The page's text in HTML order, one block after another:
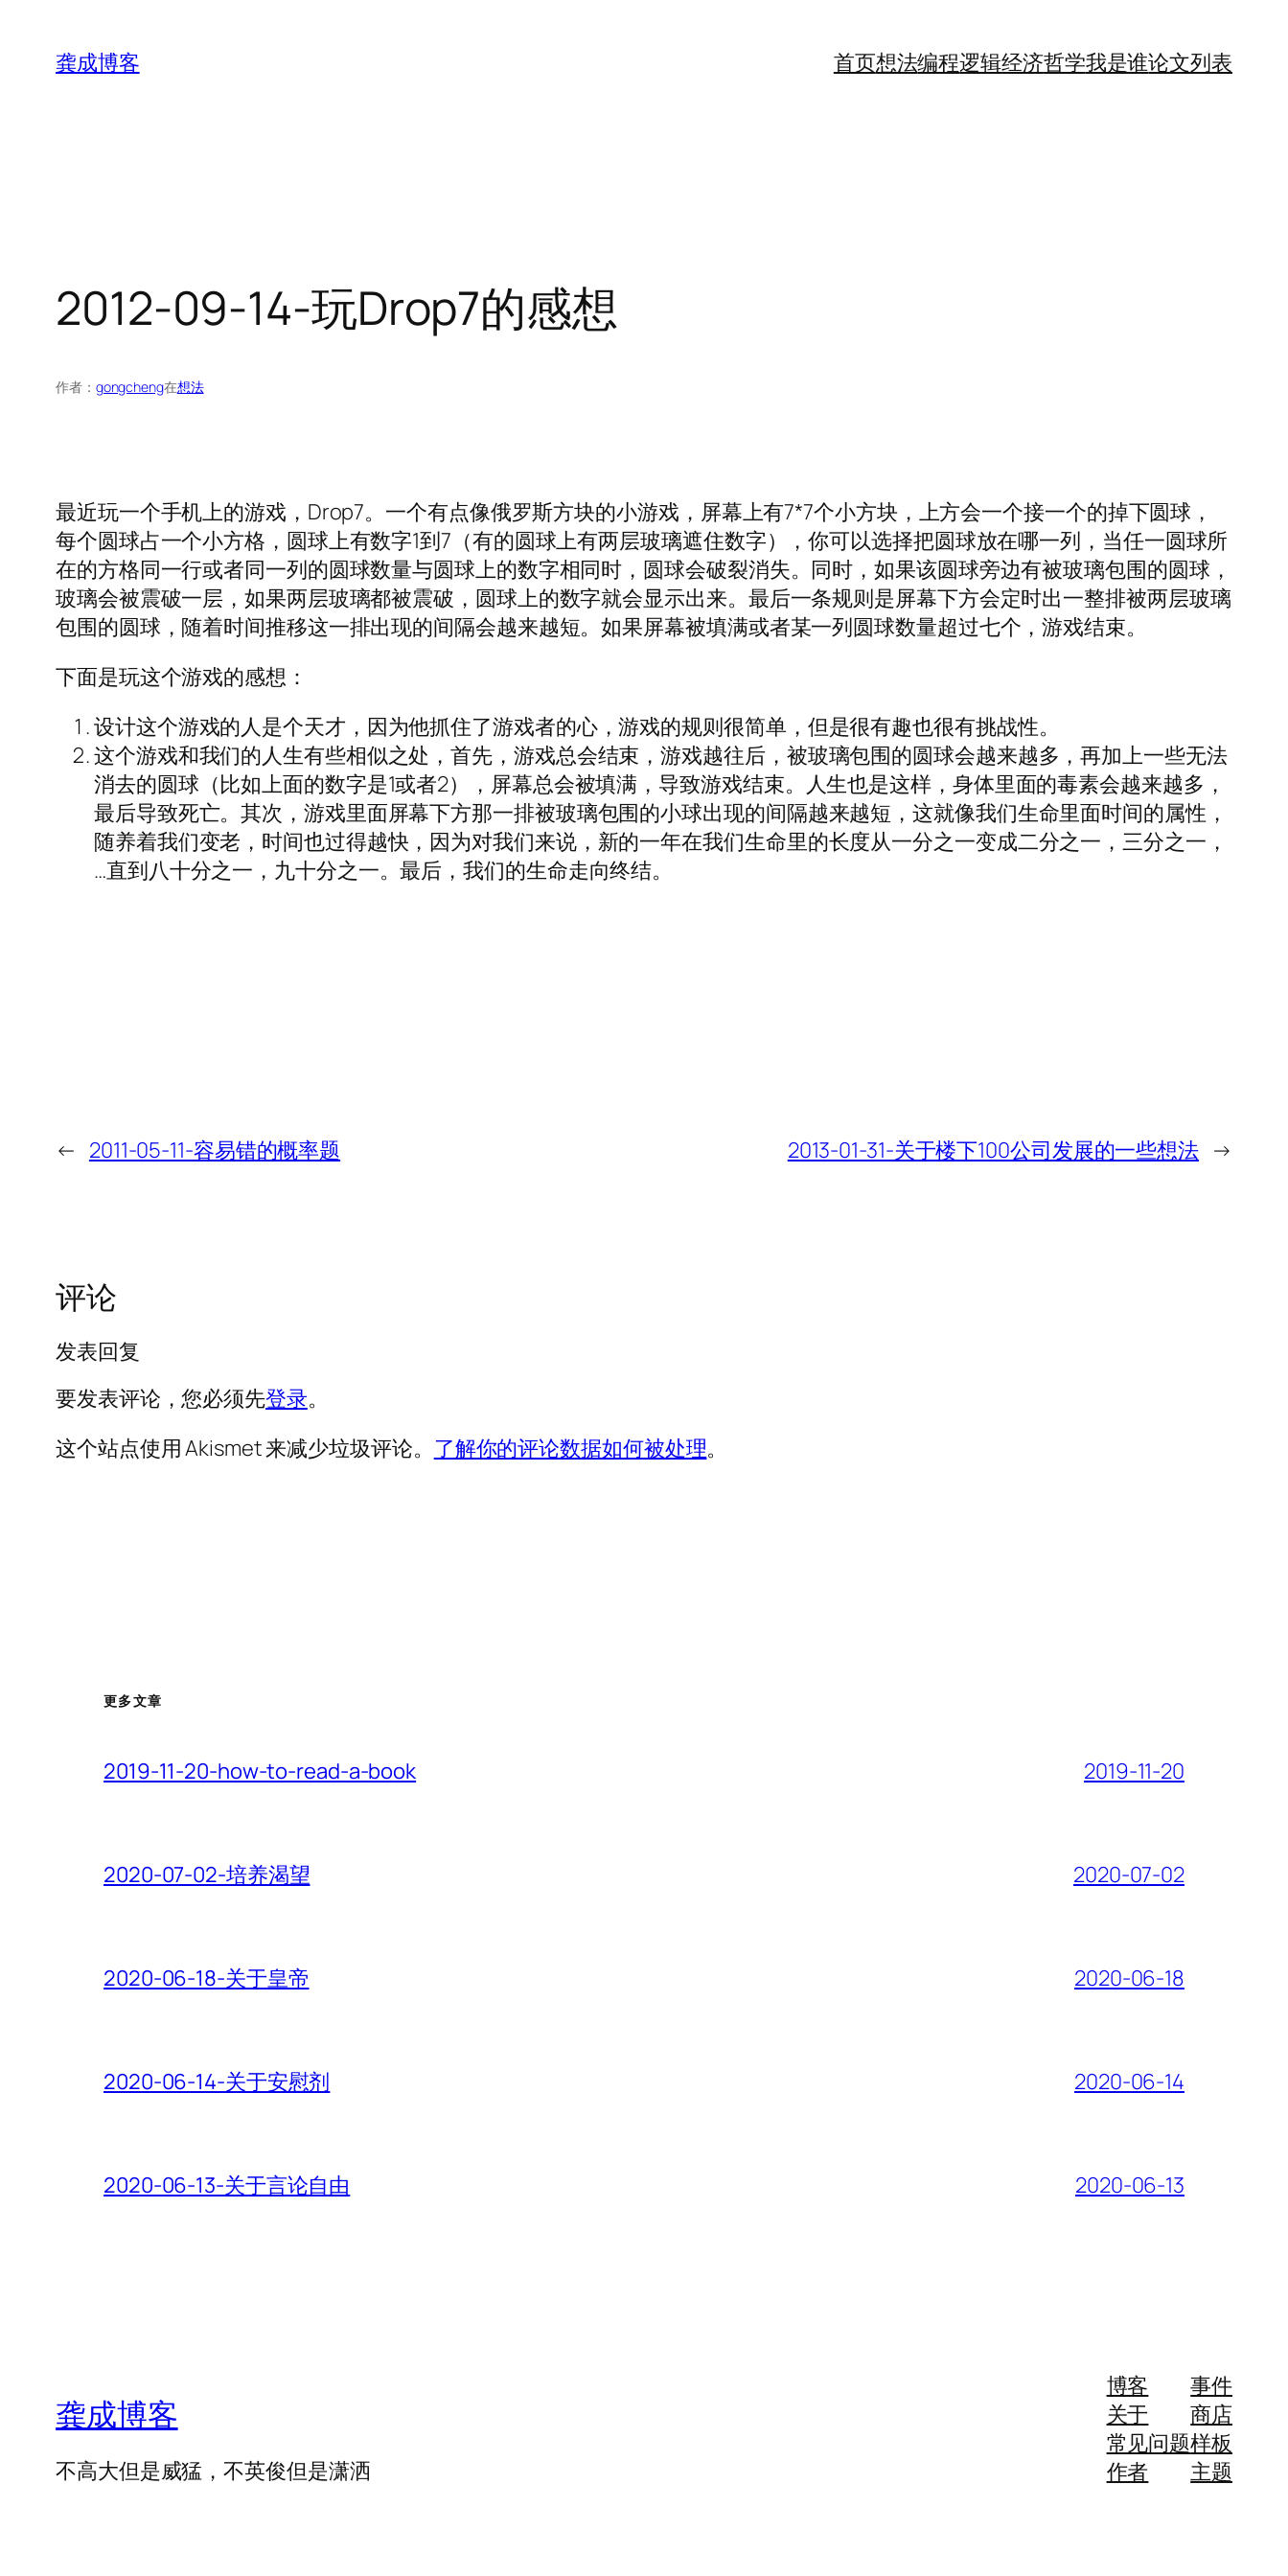
龚成博客 首页想法编程逻辑经济哲学我是谁论文列表
2012-09-14-玩Drop7的感想
作者： gongcheng在想法
最近玩一个手机上的游戏，Drop7。一个有点像俄罗斯方块的小游戏，屏幕上有7*7个小方块，上方会一个接一个的掉下圆球，
每个圆球占一个小方格，圆球上有数字1到7（有的圆球上有两层玻璃遮住数字），你可以选择把圆球放在哪一列，当任一圆球所
在的方格同一行或者同一列的圆球数量与圆球上的数字相同时，圆球会破裂消失。同时，如果该圆球旁边有被玻璃包围的圆球，
玻璃会被震破一层，如果两层玻璃都被震破，圆球上的数字就会显示出来。最后一条规则是屏幕下方会定时出一整排被两层玻璃
包围的圆球，随着时间推移这一排出现的间隔会越来越短。如果屏幕被填满或者某一列圆球数量超过七个，游戏结束。
下面是玩这个游戏的感想：
设计这个游戏的人是个天才，因为他抓住了游戏者的心，游戏的规则很简单，但是很有趣也很有挑战性。
这个游戏和我们的人生有些相似之处，首先，游戏总会结束，游戏越往后，被玻璃包围的圆球会越来越多，再加上一些无法
消去的圆球（比如上面的数字是1或者2），屏幕总会被填满，导致游戏结束。人生也是这样，身体里面的毒素会越来越多，
最后导致死亡。其次，游戏里面屏幕下方那一排被玻璃包围的小球出现的间隔越来越短，这就像我们生命里面时间的属性，
随养着我们变老，时间也过得越快，因为对我们来说，新的一年在我们生命里的长度从一分之一变成二分之一，三分之一，
…直到八十分之一，九十分之一。最后，我们的生命走向终结。
← 2011-05-11-容易错的概率题 2013-01-31-关于楼下100公司发展的一些想法 →
评论
发表回复
要发表评论，您必须先登录。
这个站点使用 Akismet 来减少垃圾评论。 了解你的评论数据如何被处理。
更多文章
2019-11-20-how-to-read-a-book 2019-11-20
2020-07-02-培养渴望 2020-07-02
2020-06-18-关于皇帝 2020-06-18
2020-06-14-关于安慰剂 2020-06-14
2020-06-13-关于言论自由 2020-06-13
龚成博客
不高大但是威猛，不英俊但是潇洒
博客
关于
常见问题
作者
事件
商店
样板
主题